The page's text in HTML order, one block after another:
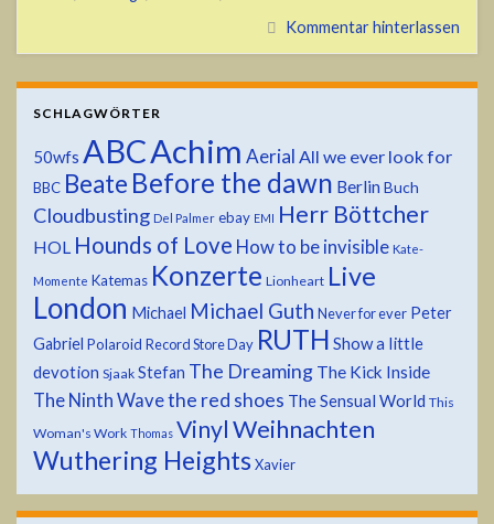
Kommentar hinterlassen
SCHLAGWÖRTER
50wfs ABCAchim Aerial All we ever look for
BBC Beate Before the dawn Berlin Buch
Cloudbusting Del Palmer ebay EMI Herr Böttcher
HOL Hounds of Love How to be invisible Kate-
Momente Katemas Konzerte Lionheart Live
London Michael Michael Guth Never for ever Peter
Gabriel Polaroid Record Store Day RUTH Show a little
devotion Sjaak Stefan The Dreaming The Kick Inside
The Ninth Wavethe red shoes The Sensual World This
Woman's Work Thomas VinylWeihnachten
Wuthering Heights Xavier